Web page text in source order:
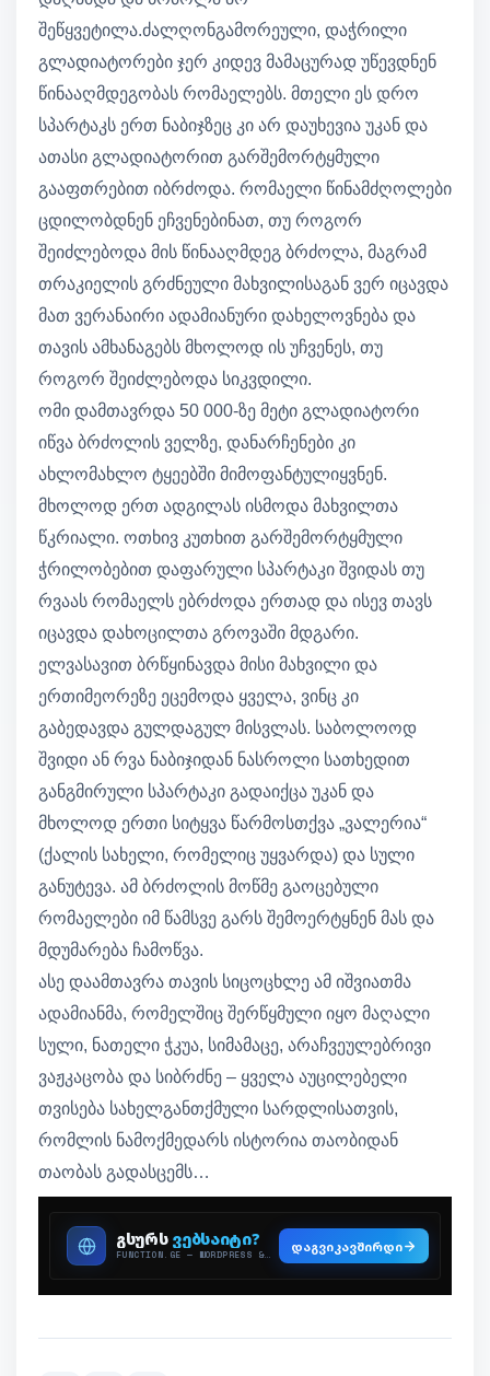
შეწყვეტილა.ძალღონგამორეული, დაჭრილი
გლადიატორები ჯერ კიდევ მამაცურად უწევდნენ
წინააღმდეგობას რომაელებს. მთელი ეს დრო
სპარტაკს ერთ ნაბიჯზეც კი არ დაუხევია უკან და
ათასი გლადიატორით გარშემორტყმული
გააფთრებით იბრძოდა. რომაელი წინამძღოლები
ცდილობდნენ ეჩვენებინათ, თუ როგორ
შეიძლებოდა მის წინააღმდეგ ბრძოლა, მაგრამ
თრაკიელის გრძნეული მახვილისაგან ვერ იცავდა
მათ ვერანაირი ადამიანური დახელოვნება და
თავის ამხანაგებს მხოლოდ ის უჩვენეს, თუ
როგორ შეიძლებოდა სიკვდილი.
ომი დამთავრდა 50 000-ზე მეტი გლადიატორი
იწვა ბრძოლის ველზე, დანარჩენები კი
ახლომახლო ტყეებში მიმოფანტულიყვნენ.
მხოლოდ ერთ ადგილას ისმოდა მახვილთა
წკრიალი. ოთხივ კუთხით გარშემორტყმული
ჭრილობებით დაფარული სპარტაკი შვიდას თუ
რვაას რომაელს ებრძოდა ერთად და ისევ თავს
იცავდა დახოცილთა გროვაში მდგარი.
ელვასავით ბრწყინავდა მისი მახვილი და
ერთიმეორეზე ეცემოდა ყველა, ვინც კი
გაბედავდა გულდაგულ მისვლას. საბოლოოდ
შვიდი ან რვა ნაბიჯიდან ნასროლი სათხედით
განგმირული სპარტაკი გადაიქცა უკან და
მხოლოდ ერთი სიტყვა წარმოსთქვა „ვალერია“
(ქალის სახელი, რომელიც უყვარდა) და სული
განუტევა. ამ ბრძოლის მოწმე გაოცებული
რომაელები იმ წამსვე გარს შემოერტყნენ მას და
მდუმარება ჩამოწვა.
ასე დაამთავრა თავის სიცოცხლე ამ იშვიათმა
ადამიანმა, რომელშიც შერწყმული იყო მაღალი
სული, ნათელი ჭკუა, სიმამაცე, არაჩვეულებრივი
ვაჟკაცობა და სიბრძნე – ყველა აუცილებელი
თვისება სახელგანთქმული სარდლისათვის,
რომლის ნამოქმედარს ისტორია თაობიდან
თაობას გადასცემს…